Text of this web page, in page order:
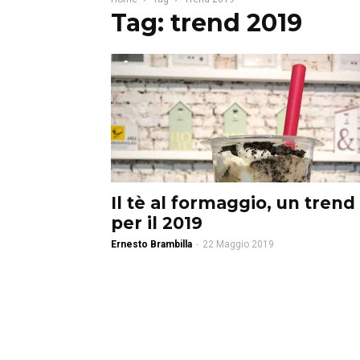
Tag: trend 2019
Il tè al formaggio, un trend
per il 2019
Ernesto Brambilla - 22 Maggio 2019